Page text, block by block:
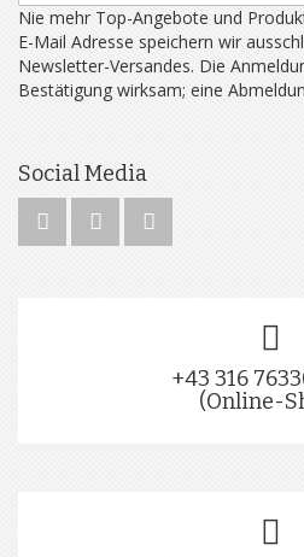
Nie mehr Top-Angebote und
E-Mail Adresse speichern wir
Newsletter-Versandes. Die
Bestätigung wirksam; eine
Social Media
+43 316
(Online-